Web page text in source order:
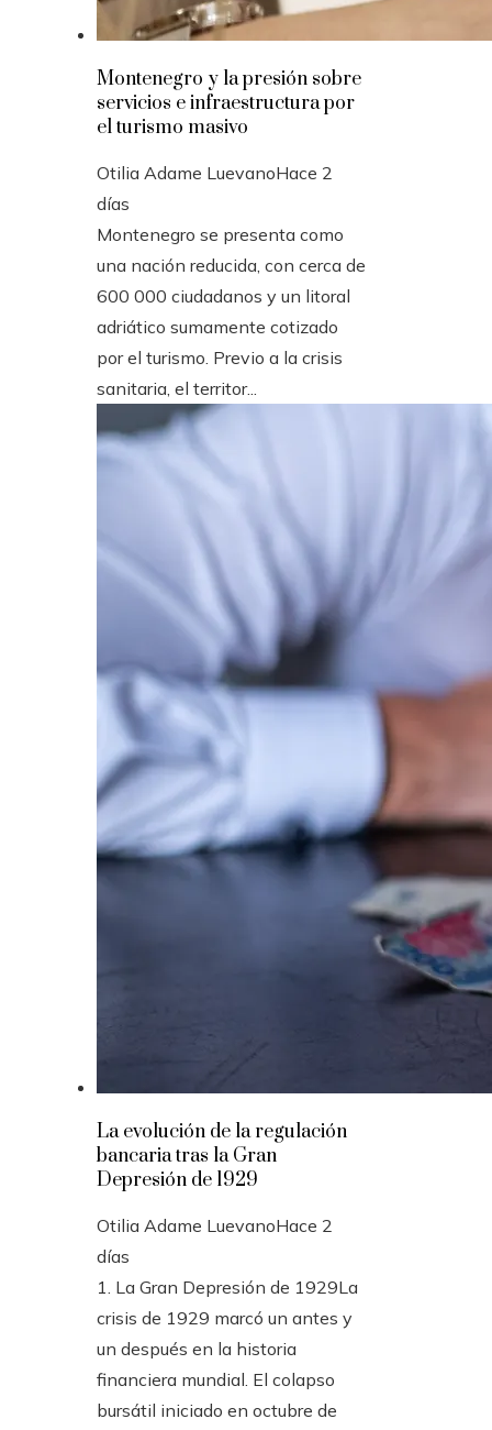
Montenegro y la presión sobre
servicios e infraestructura por
el turismo masivo
Otilia Adame LuevanoHace 2
días
Montenegro se presenta como
una nación reducida, con cerca de
600 000 ciudadanos y un litoral
adriático sumamente cotizado
por el turismo. Previo a la crisis
sanitaria, el territor...
La evolución de la regulación
bancaria tras la Gran
Depresión de 1929
Otilia Adame LuevanoHace 2
días
1. La Gran Depresión de 1929La
crisis de 1929 marcó un antes y
un después en la historia
financiera mundial. El colapso
bursátil iniciado en octubre de